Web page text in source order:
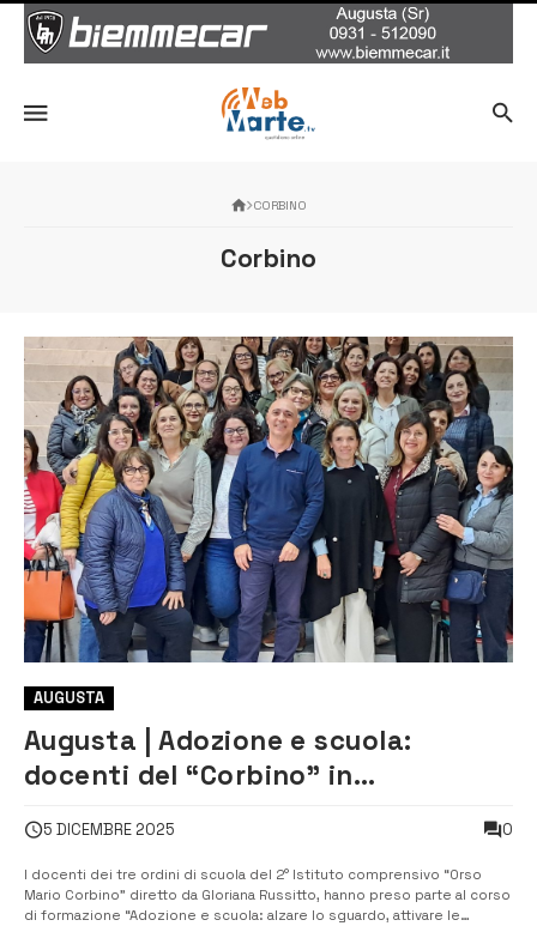
CORBINO
Corbino
AUGUSTA
Augusta | Adozione e scuola:
docenti del “Corbino” in
inclusiva
5 DICEMBRE 2025 0
I docenti dei tre ordini di scuola del 2° Istituto comprensivo “Orso
Mario Corbino” diretto da Gloriana Russitto, hanno preso parte al corso
di formazione “Adozione e scuola: alzare lo sguardo, attivare le